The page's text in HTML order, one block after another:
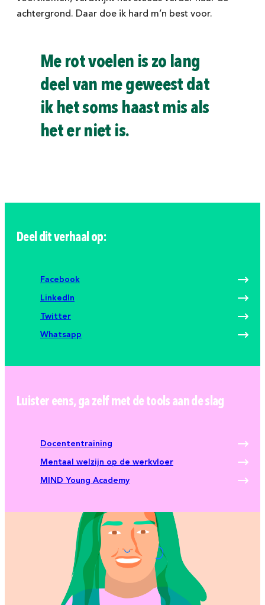
achtergrond. Daar doe ik hard m’n best voor.
Me rot voelen is zo lang
deel van me geweest dat
ik het soms haast mis als
het er niet is.
Deel dit verhaal op:
Facebook
LinkedIn
Twitter
Whatsapp
Luister eens, ga zelf met de tools aan de slag
Docententraining
Mentaal welzijn op de werkvloer
MIND Young Academy